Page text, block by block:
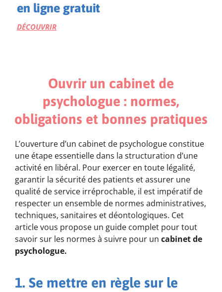
en ligne gratuit
DÉCOUVRIR
Ouvrir un cabinet de
psychologue : normes,
obligations et bonnes pratiques
L’ouverture d’un cabinet de psychologue constitue
une étape essentielle dans la structuration d’une
activité en libéral. Pour exercer en toute légalité,
garantir la sécurité des patients et assurer une
qualité de service irréprochable, il est impératif de
respecter un ensemble de normes administratives,
techniques, sanitaires et déontologiques. Cet
article vous propose un guide complet pour tout
savoir sur les normes à suivre pour un cabinet de
psychologue.
1. Se mettre en règle sur le